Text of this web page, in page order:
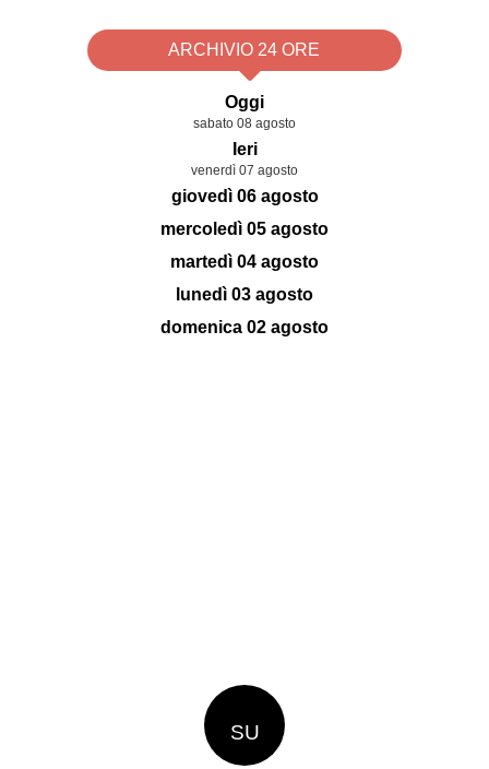
ARCHIVIO 24 ORE
Oggi
sabato 08 agosto
Ieri
venerdì 07 agosto
giovedì 06 agosto
mercoledì 05 agosto
martedì 04 agosto
lunedì 03 agosto
domenica 02 agosto
SU